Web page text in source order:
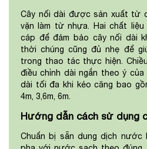
Cây nối dài được sản xuất từ
vặn làm từ nhựa. Hai chất
cáp để đảm bảo cây nối dài
thời chúng cũng đủ nhẹ để
trong thao tác thực hiện.
điều chỉnh dài ngắn theo ý
dài tối đa khi kéo căng bao
4m, 3,6m, 6m.
Hướng dẫn cách sử dụng
Chuẩn bị sẵn dung dịch nước